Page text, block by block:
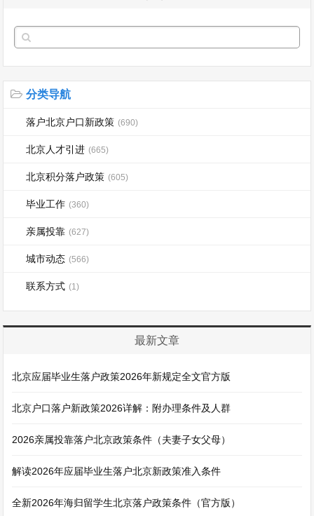
分类导航
落户北京户口新政策 (690)
北京人才引进 (665)
北京积分落户政策 (605)
毕业工作 (360)
亲属投靠 (627)
城市动态 (566)
联系方式 (1)
最新文章
北京应届毕业生落户政策2026年新规定全文官方版
北京户口落户新政策2026详解：附办理条件及人群
2026亲属投靠落户北京政策条件（夫妻子女父母）
解读2026年应届毕业生落户北京新政策准入条件
全新2026年海归留学生北京落户政策条件（官方版）